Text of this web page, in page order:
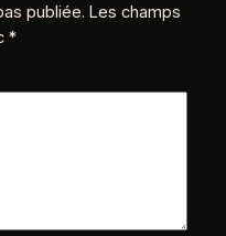
publiée. Les champs
*